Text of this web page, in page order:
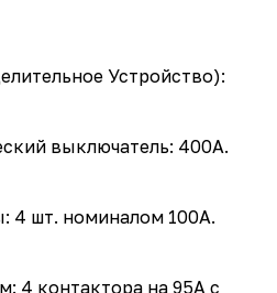
Устройство):
выключатель: 400А.
4 шт. номиналом 100А.
4 контактора на 95А с